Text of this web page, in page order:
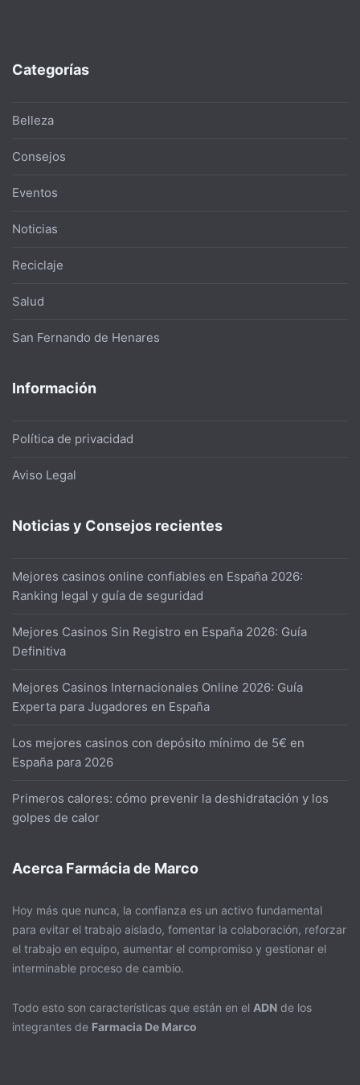
Categorías
Belleza
Consejos
Eventos
Noticias
Reciclaje
Salud
San Fernando de Henares
Información
Política de privacidad
Aviso Legal
Noticias y Consejos recientes
Mejores casinos online confiables en España 2026:
Ranking legal y guía de seguridad
Mejores Casinos Sin Registro en España 2026: Guía
Definitiva
Mejores Casinos Internacionales Online 2026: Guía
Experta para Jugadores en España
Los mejores casinos con depósito mínimo de 5€ en
España para 2026
Primeros calores: cómo prevenir la deshidratación y los
golpes de calor
Acerca Farmácia de Marco
Hoy más que nunca, la confianza es un activo fundamental
para evitar el trabajo aislado, fomentar la colaboración, reforzar
el trabajo en equipo, aumentar el compromiso y gestionar el
interminable proceso de cambio.
Todo esto son características que están en el ADN de los
integrantes de Farmacia De Marco